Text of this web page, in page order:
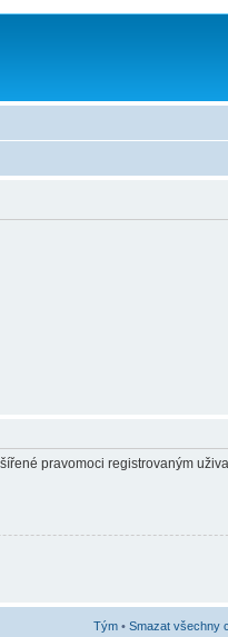
pravomoci registrovaným
Tým • Smazat všechny